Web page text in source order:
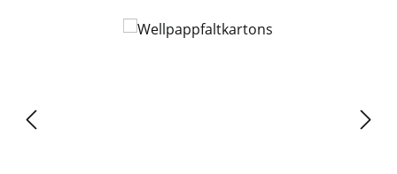
Skip image gallery